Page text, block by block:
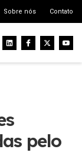
Sobre nós Contato
pelo